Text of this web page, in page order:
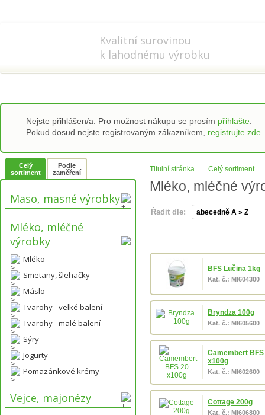
Kvalitní surovinou
k lahodnému výrobku
Nejste přihlášen/a. Pro možnost nákupu se prosím přihlašte
Pokud dosud nejste registrovaným zákazníkem, registrujte zde
Titulní stránka Celý sortiment
Mléko, mléčné
Řadit dle:
BFS Lučina 1kg
Kat. č.: Ml604300
Bryndza 100g
Kat. č.: Ml605600
Camembert BFS
x100g
Kat. č.: Ml602600
Cottage 200g
Kat. č.: Ml606800
Celý
sortiment
Podle
zaměření
Maso, masné výrobky
Mléko, mléčné
výrobky
Mléko
Smetany, šlehačky
Máslo
Tvarohy - velké balení
Tvarohy - malé balení
Sýry
Jogurty
Pomazánkové krémy
Vejce, majonézy